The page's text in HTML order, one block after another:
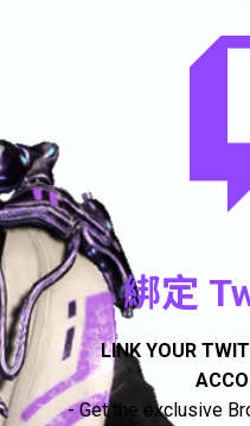
綁定
LINK YOUR
- Get the exclusive